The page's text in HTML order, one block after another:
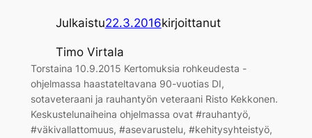
Julkaistu22.3.2016kirjoittanut
Timo Virtala
Torstaina 10.9.2015 Kertomuksia rohkeudesta -
ohjelmassa haastateltavana 90-vuotias DI,
sotaveteraani ja rauhantyön veteraani Risto Kekkonen.
Keskustelunaiheina ohjelmassa ovat #rauhantyö,
#väkivallattomuus, #asevarustelu, #kehitysyhteistyö,